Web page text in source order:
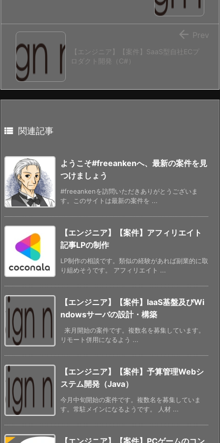
【エンジニア】【案件】SaaS型自社ECプ
ロダクト開発（C#）
 Prev
 関連記事
ようこそ#freeankenへ、最新の案件を見
つけましょう
#freeankenを訪問いただきありがとうございま
す。このサイトは最新の案件を ...
【エンジニア】【案件】アフィリエイト
記事LPの制作
LP制作の相談です。類似の経験があれば副業的に取
り組めそうです。 アフィリエイト ...
【エンジニア】【案件】IaaS基盤及びWi
ndowsサーバの設計・構築
来月開始の案件です。複数名を募集しています。
リモート併用になるよう ...
【エンジニア】【案件】予算管理Webシ
ステム開発（Java）
今月中旬開始の案件です。複数名を募集していま
す。常駐メインになるようです。 人材 ...
【エンジニア】【案件】PCゲームのコン